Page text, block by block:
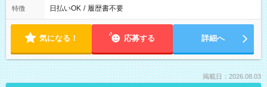
特徴 日払いOK / 履歴書不要
気になる！ 応募する 詳細へ
掲載日：2026.08.03